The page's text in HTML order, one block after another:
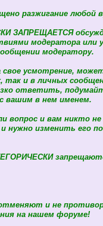
разжигание любой
ЗАПРЕЩАЕТСЯ
модератора или
модератору.
свое усмотрение,
так и в личных
ответить,
вашим в нем именем.
вопрос и вам никто
и нужно изменить его
и не
на нашем форуме!